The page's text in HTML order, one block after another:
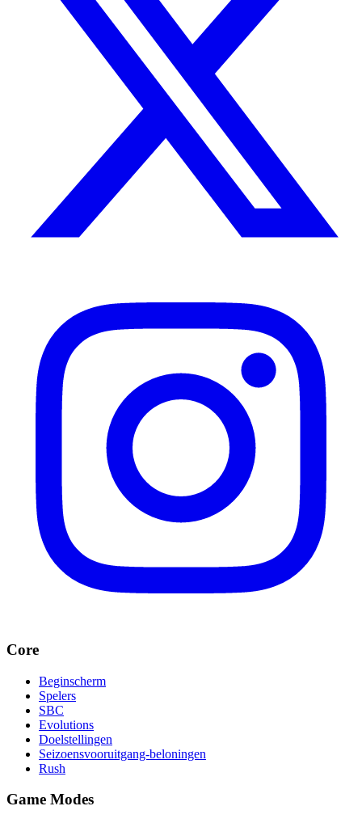
Core
Beginscherm
Spelers
SBC
Evolutions
Doelstellingen
Seizoensvooruitgang-beloningen
Rush
Game Modes